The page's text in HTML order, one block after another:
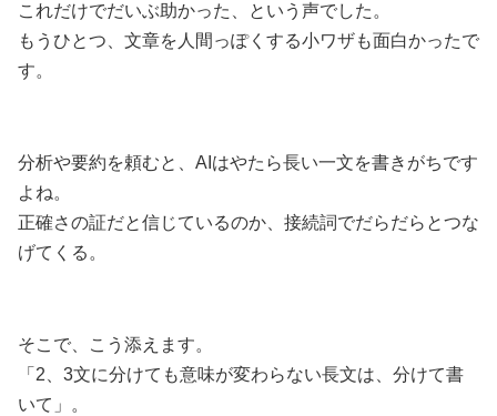
これだけでだいぶ助かった、という声でした。
もうひとつ、文章を人間っぽくする小ワザも面白かったで
す。
分析や要約を頼むと、AIはやたら長い一文を書きがちです
よね。
正確さの証だと信じているのか、接続詞でだらだらとつな
げてくる。
そこで、こう添えます。
「2、3文に分けても意味が変わらない長文は、分けて書
いて」。